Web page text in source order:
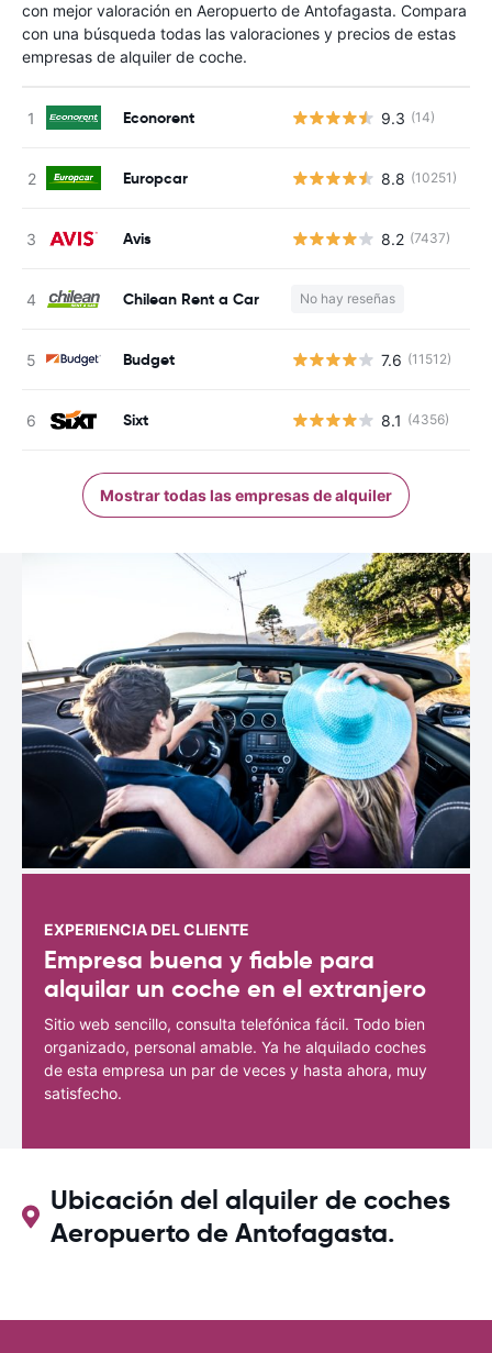
con mejor valoración en Aeropuerto de Antofagasta. Compara
con una búsqueda todas las valoraciones y precios de estas
empresas de alquiler de coche.
Econorent 9.3 (14)
Europcar 8.8 (10251)
Avis 8.2 (7437)
Chilean Rent a Car No hay reseñas
Budget 7.6 (11512)
Sixt 8.1 (4356)
Mostrar todas las empresas de alquiler
EXPERIENCIA DEL CLIENTE
Empresa buena y fiable para
alquilar un coche en el extranjero
Sitio web sencillo, consulta telefónica fácil. Todo bien
organizado, personal amable. Ya he alquilado coches
de esta empresa un par de veces y hasta ahora, muy
satisfecho.
Ubicación del alquiler de coches
Aeropuerto de Antofagasta.